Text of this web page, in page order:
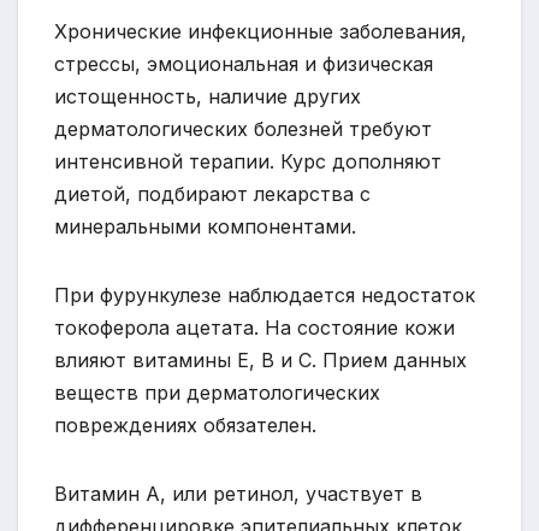
Хронические инфекционные заболевания,
стрессы, эмоциональная и физическая
истощенность, наличие других
дерматологических болезней требуют
интенсивной терапии. Курс дополняют
диетой, подбирают лекарства с
минеральными компонентами.
При фурункулезе наблюдается недостаток
токоферола ацетата. На состояние кожи
влияют витамины Е, В и С. Прием данных
веществ при дерматологических
повреждениях обязателен.
Витамин А, или ретинол, участвует в